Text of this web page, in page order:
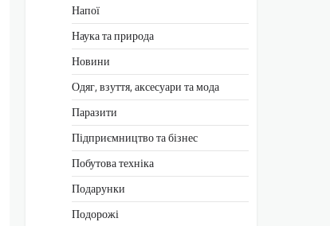
Напої
Наука та природа
Новини
Одяг, взуття, аксесуари та мода
Паразити
Підприємництво та бізнес
Побутова техніка
Подарунки
Подорожі